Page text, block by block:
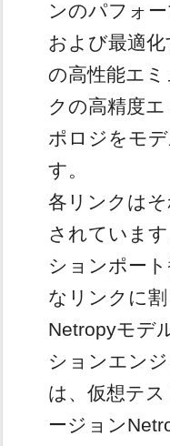
ンのパフォ
および最適
の高性能エ
クの高精度
ポロジをモ
す。
各リンクは
されていま
ションポー
なリンクに
Netropyモデ
ションエン
は、仮想テ
ージョン